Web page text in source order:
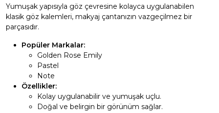
Yumuşak yapısıyla göz çevresine kolayca uygulanabilen
klasik göz kalemleri, makyaj çantanızın vazgeçilmez bir
parçasıdır.
Popüler Markalar:
Golden Rose Emily
Pastel
Note
Özellikler:
Kolay uygulanabilir ve yumuşak uçlu.
Doğal ve belirgin bir görünüm sağlar.